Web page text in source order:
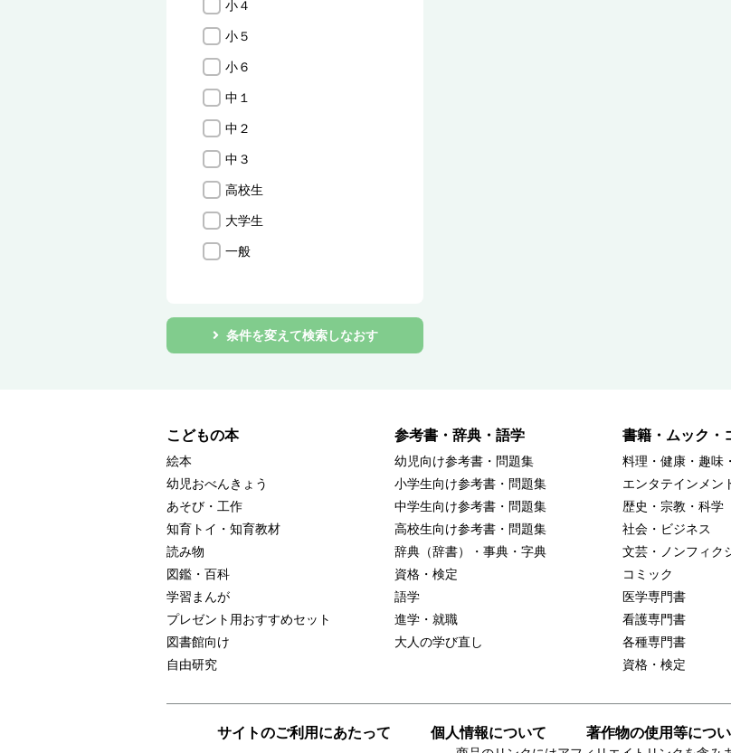
小４
小５
小６
中１
中２
中３
高校生
大学生
一般
条件を変えて検索しなおす
こどもの本
絵本
幼児おべんきょう
あそび・工作
知育トイ・知育教材
読み物
図鑑・百科
学習まんが
プレゼント用おすすめセット
図書館向け
自由研究
参考書・辞典・語学
幼児向け参考書・問題集
小学生向け参考書・問題集
中学生向け参考書・問題集
高校生向け参考書・問題集
辞典（辞書）・事典・字典
資格・検定
語学
進学・就職
大人の学び直し
書籍・ムック・
料理・健康・趣味
エンタテインメン
歴史・宗教・科学
社会・ビジネス
文芸・ノンフィク
コミック
医学専門書
看護専門書
各種専門書
資格・検定
サイトのご利用にあたって 個人情報について 著作物の使用等につ